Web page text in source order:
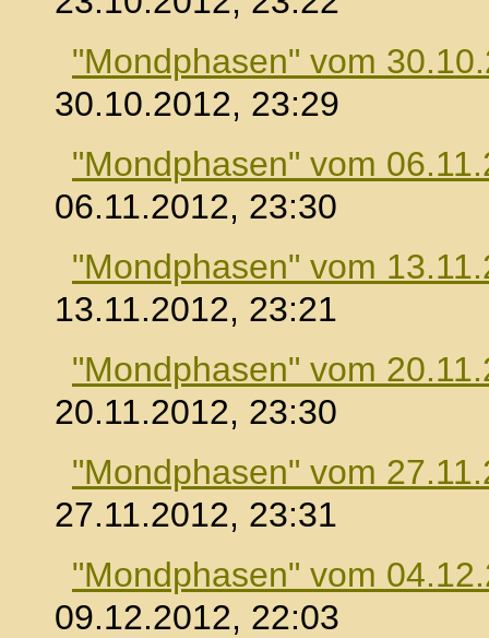
"Mondphasen" vom
30.10.2012, 23:29
"Mondphasen" vom
06.11.2012, 23:30
"Mondphasen" vom
13.11.2012, 23:21
"Mondphasen" vom
20.11.2012, 23:30
"Mondphasen" vom
27.11.2012, 23:31
"Mondphasen" vom
09.12.2012, 22:03